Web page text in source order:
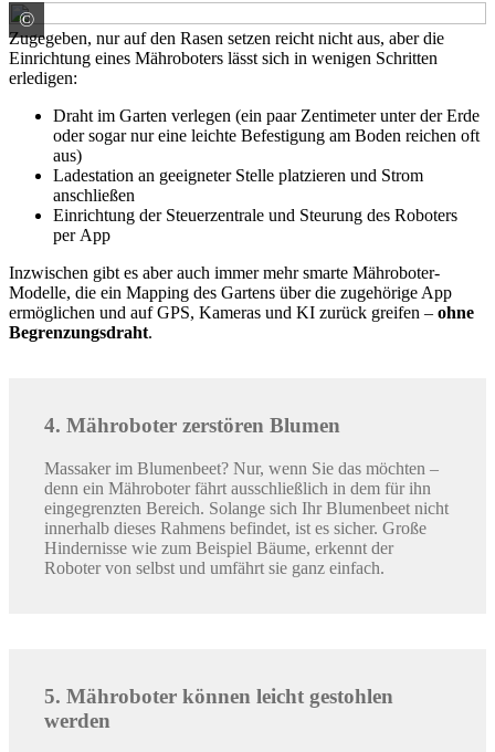
©
GARDENA Deutschland GmbH
Zugegeben, nur auf den Rasen setzen reicht nicht aus, aber die
Einrichtung eines Mähroboters lässt sich in wenigen Schritten
erledigen:
Draht im Garten verlegen (ein paar Zentimeter unter der Erde
oder sogar nur eine leichte Befestigung am Boden reichen oft
aus)
Ladestation an geeigneter Stelle platzieren und Strom
anschließen
Einrichtung der Steuerzentrale und Steurung des Roboters
per App
Inzwischen gibt es aber auch immer mehr smarte Mähroboter-
Modelle, die ein Mapping des Gartens über die zugehörige App
ermöglichen und auf GPS, Kameras und KI zurück greifen – ohne
Begrenzungsdraht.
4. Mähroboter zerstören Blumen
Massaker im Blumenbeet? Nur, wenn Sie das möchten –
denn ein Mähroboter fährt ausschließlich in dem für ihn
eingegrenzten Bereich. Solange sich Ihr Blumenbeet nicht
innerhalb dieses Rahmens befindet, ist es sicher. Große
Hindernisse wie zum Beispiel Bäume, erkennt der
Roboter von selbst und umfährt sie ganz einfach.
5. Mähroboter können leicht gestohlen
werden